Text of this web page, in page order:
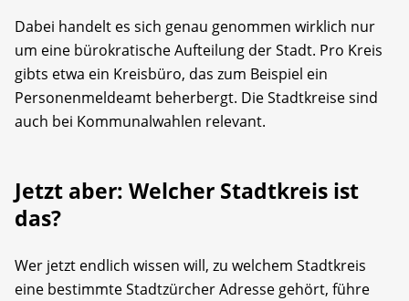
Dabei handelt es sich genau genommen wirklich nur
um eine bürokratische Aufteilung der Stadt. Pro Kreis
gibts etwa ein Kreisbüro, das zum Beispiel ein
Personenmeldeamt beherbergt. Die Stadtkreise sind
auch bei Kommunalwahlen relevant.
Jetzt aber: Welcher Stadtkreis ist
das?
Wer jetzt endlich wissen will, zu welchem Stadtkreis
eine bestimmte Stadtzürcher Adresse gehört, führe